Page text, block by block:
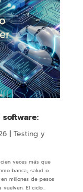
| Testing y
veces más que
banca, salud o
millones de pesos
El ciclo...